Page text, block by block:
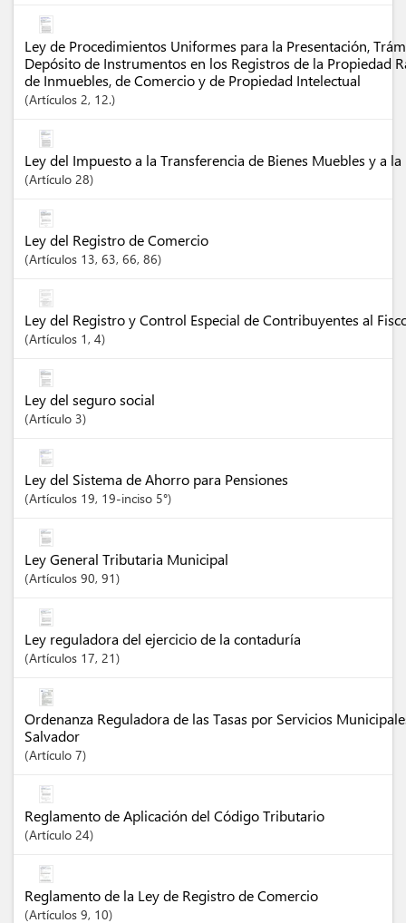
Ley de Procedimientos Uniformes para la Presentación,
Depósito de Instrumentos en los Registros de la Propiedad
de Inmuebles, de Comercio y de Propiedad Intelectual
Artículos 2, 12.
Ley del Impuesto a la Transferencia de Bienes Muebles y a
Artículo 28
Ley del Registro de Comercio
Artículos 13, 63, 66, 86
Ley del Registro y Control Especial de Contribuyentes al
Artículos 1, 4
Ley del seguro social
Artículo 3
Ley del Sistema de Ahorro para Pensiones
Artículos 19, 19-inciso 5°
Ley General Tributaria Municipal
Artículos 90, 91
Ley reguladora del ejercicio de la contaduría
Artículos 17, 21
Ordenanza Reguladora de las Tasas por Servicios
Salvador
Artículo 7
Reglamento de Aplicación del Código Tributario
Artículo 24
Reglamento de la Ley de Registro de Comercio
Artículos 9, 10